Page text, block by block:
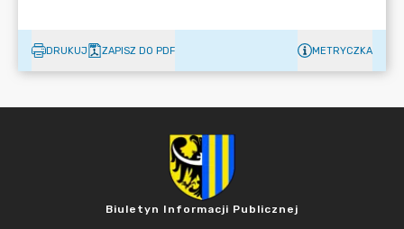
DRUKUJ ZAPISZ DO PDF METRYCZKA
Biuletyn Informacji Publicznej